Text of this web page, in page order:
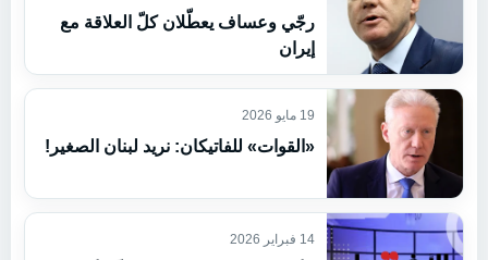
رجّي وعساف يعطّلان كلّ العلاقة مع
إيران
19 مايو 2026
«القوات» للفاتيكان: نريد لبنان الصغير!
14 فبراير 2026